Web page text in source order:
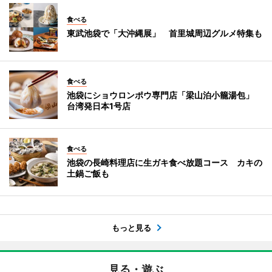
食べる
東武池袋で「大沖縄展」 首里城周辺グルメ特集も
食べる
池袋にショウロンポウ専門店「梁山泊小籠湯包」
台湾発日本1号店
食べる
池袋の長崎料理店に生ガキ食べ放題コース カキの
土鍋ご飯も
もっと見る
見る・遊ぶ